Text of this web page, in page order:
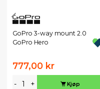
GoPro 3-way mount 2.0
GoPro Hero
777,00 kr
- + Kjøp